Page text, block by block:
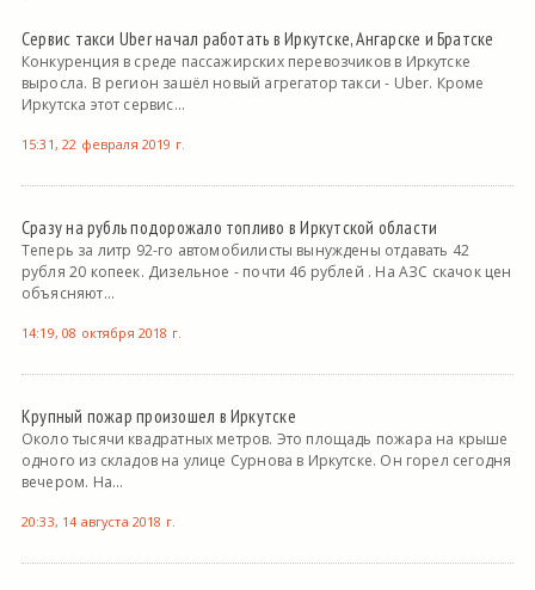
Сервис такси Uber начал работать в Иркутске, Ангарске и Братске
Конкуренция в среде пассажирских перевозчиков в Иркутске
выросла. В регион зашёл новый агрегатор такси - Uber. Кроме
Иркутска этот сервис...
15:31, 22 февраля 2019 г.
Сразу на рубль подорожало топливо в Иркутской области
Теперь за литр 92-го автомобилисты вынуждены отдавать 42
рубля 20 копеек. Дизельное - почти 46 рублей . На АЗС скачок цен
объясняют...
14:19, 08 октября 2018 г.
Крупный пожар произошел в Иркутске
Около тысячи квадратных метров. Это площадь пожара на крыше
одного из складов на улице Сурнова в Иркутске. Он горел сегодня
вечером. На...
20:33, 14 августа 2018 г.